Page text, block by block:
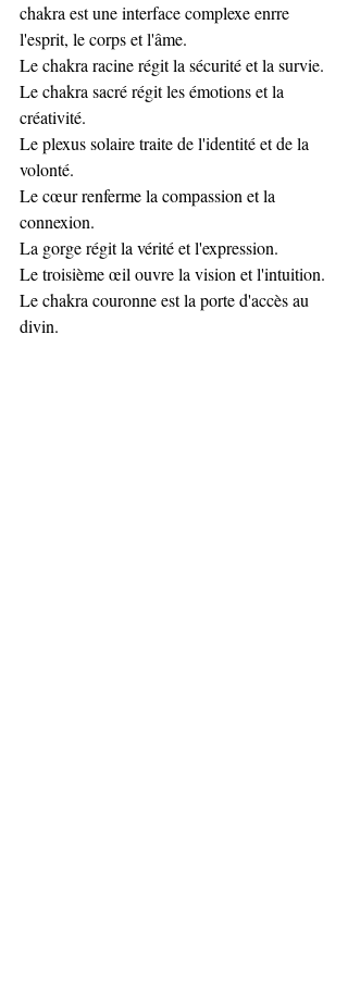
chakra est une interface complexe enrre
l'esprit, le corps et l'âme.
Le chakra racine régit la sécurité et la survie.
Le chakra sacré régit les émotions et la
créativité.
Le plexus solaire traite de l'identité et de la
volonté.
Le cœur renferme la compassion et la
connexion.
La gorge régit la vérité et l'expression.
Le troisième œil ouvre la vision et l'intuition.
Le chakra couronne est la porte d'accès au
divin.